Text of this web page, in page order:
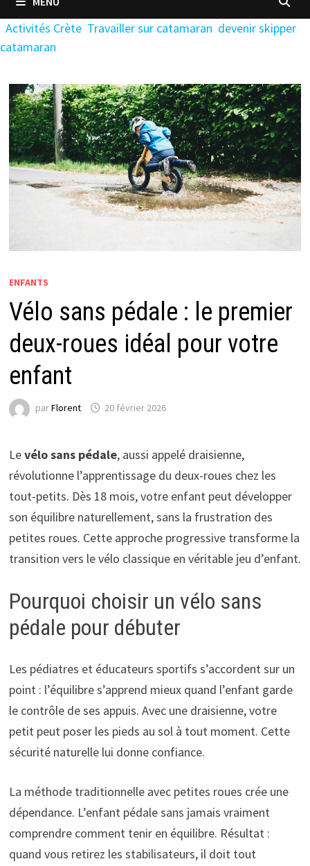
Activités Crète Travailler sur catamaran devenir skipper
catamaran
ENFANTS
Vélo sans pédale : le premier
deux-roues idéal pour votre
enfant
parFlorent 20 février 2026
Levélo sans pédale, aussi appelé draisienne,
révolutionne l’apprentissage du deux-roues chez les
tout-petits. Dès 18 mois, votre enfant peut développer
son équilibre naturellement, sans la frustration des
petites roues. Cette approche progressive transforme la
transition vers le vélo classique en véritable jeu d’enfant.
Pourquoi choisir un vélo sans
pédale pour débuter
Les pédiatres et éducateurs sportifs s’accordent sur un
point : l’équilibre s’apprend mieux quand l’enfant garde
le contrôle de ses appuis. Avec une draisienne, votre
petit peut poser les pieds au sol à tout moment. Cette
sécurité naturelle lui donne confiance.
La méthode traditionnelle avec petites roues crée une
dépendance. L’enfant pédale sans jamais vraiment
comprendre comment tenir en équilibre. Résultat :
quand vous retirez les stabilisateurs, il doit tout